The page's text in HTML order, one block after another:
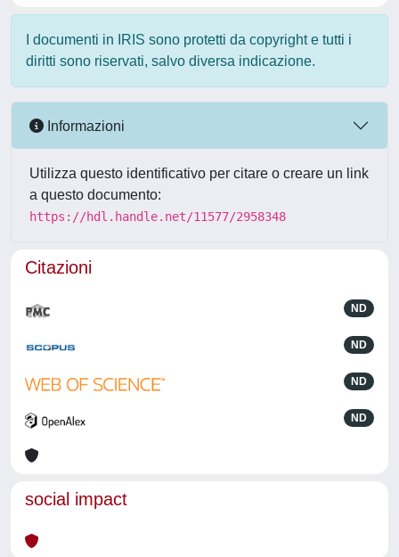
I documenti in IRIS sono protetti da copyright e tutti i
diritti sono riservati, salvo diversa indicazione.
Informazioni
Utilizza questo identificativo per citare o creare un link
a questo documento:
https://hdl.handle.net/11577/2958348
Citazioni
ND
ND
ND
ND
social impact